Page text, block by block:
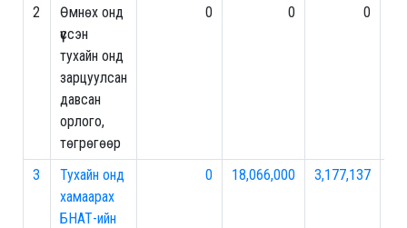
2
Өмнөх онд
үүссэн
тухайн онд
зарцуулсан
давсан
орлого,
төгрөгөөр
0 0 0
3
Тухайн онд
хамаарах
БНАТ-ийн
0 18,066,000 3,177,137